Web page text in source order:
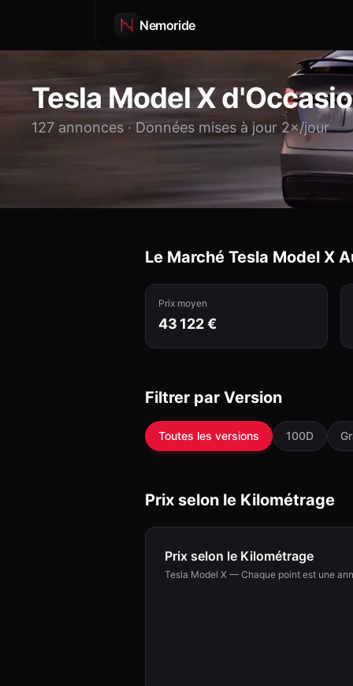
Nemoride
TeslaModel X
127 annonces · Données mises à jour 2×/jour
Le Marché Tesla Model X
Prix moyen
43 122 €
Filtrer par Version
Toutes les versions 100D
Prix selon le Kilométrage
Prix selon le Kilométrage
Tesla Model X — Chaque point est une